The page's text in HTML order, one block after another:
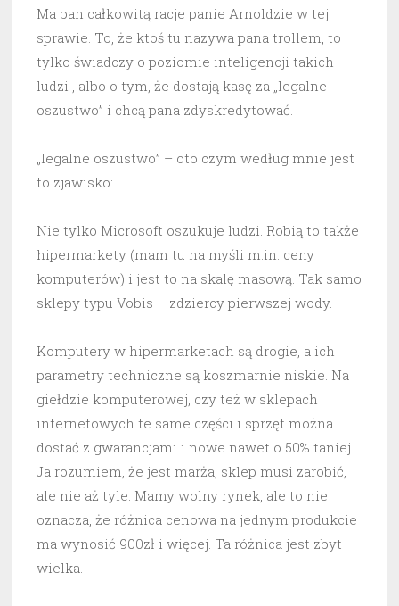
Ma pan całkowitą racje panie Arnoldzie w tej
sprawie. To, że ktoś tu nazywa pana trollem, to
tylko świadczy o poziomie inteligencji takich
ludzi , albo o tym, że dostają kasę za „legalne
oszustwo” i chcą pana zdyskredytować.
„legalne oszustwo” – oto czym według mnie jest
to zjawisko:
Nie tylko Microsoft oszukuje ludzi. Robią to także
hipermarkety (mam tu na myśli m.in. ceny
komputerów) i jest to na skalę masową. Tak samo
sklepy typu Vobis – zdziercy pierwszej wody.
Komputery w hipermarketach są drogie, a ich
parametry techniczne są koszmarnie niskie. Na
giełdzie komputerowej, czy też w sklepach
internetowych te same części i sprzęt można
dostać z gwarancjami i nowe nawet o 50% taniej.
Ja rozumiem, że jest marża, sklep musi zarobić,
ale nie aż tyle. Mamy wolny rynek, ale to nie
oznacza, że różnica cenowa na jednym produkcie
ma wynosić 900zł i więcej. Ta różnica jest zbyt
wielka.